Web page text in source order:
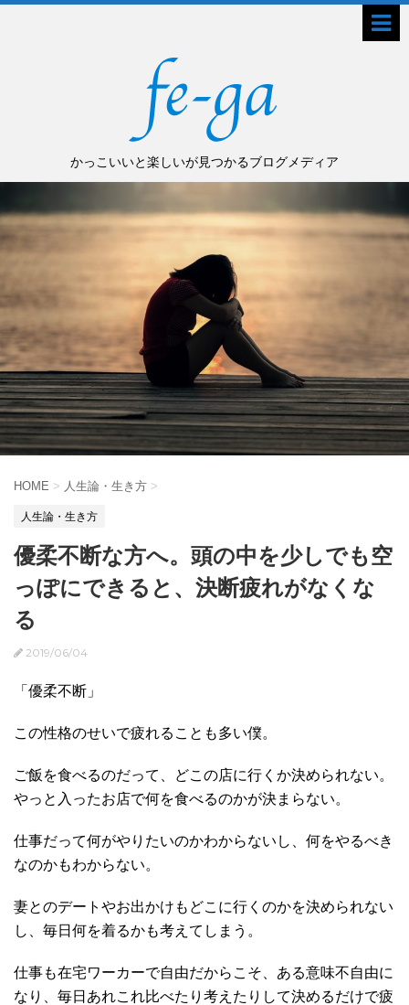
かっこいいと楽しいが見つかるブログメディア
HOME > 人生論・生き方 >
人生論・生き方
優柔不断な方へ。頭の中を少しでも空
っぽにできると、決断疲れがなくな
る
2019/06/04
「優柔不断」
この性格のせいで疲れることも多い僕。
ご飯を食べるのだって、どこの店に行くか決められない。
やっと入ったお店で何を食べるのかが決まらない。
仕事だって何がやりたいのかわからないし、何をやるべき
なのかもわからない。
妻とのデートやお出かけもどこに行くのかを決められない
し、毎日何を着るかも考えてしまう。
仕事も在宅ワーカーで自由だからこそ、ある意味不自由に
なり、毎日あれこれ比べたり考えたりして決めるだけで疲